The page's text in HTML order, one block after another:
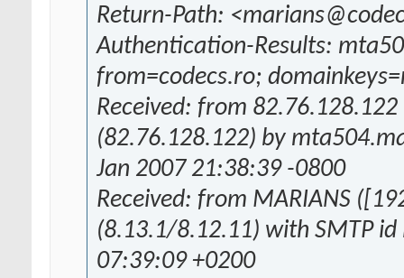
Return-Path:
Authentication-Results:
from=codecs.ro;
Received: from 82.76.128.122
(82.76.128.122) by
Jan 2007 21:38:39 -0800
Received: from MARIANS
(8.13.1/8.12.11) with SMTP
07:39:09 +0200